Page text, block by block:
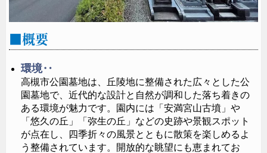
概要
環境‥
高槻市公園墓地は、丘陵地に整備された広々とした公
園墓地で、近代的な設計と自然が調和した落ち着きの
ある環境が魅力です。園内には「安満宮山古墳」や
「悠久の丘」「弥生の丘」などの史跡や景観スポット
が点在し、四季折々の風景とともに散策を楽しめるよ
う整備されています。開放的な眺望にも恵まれてお